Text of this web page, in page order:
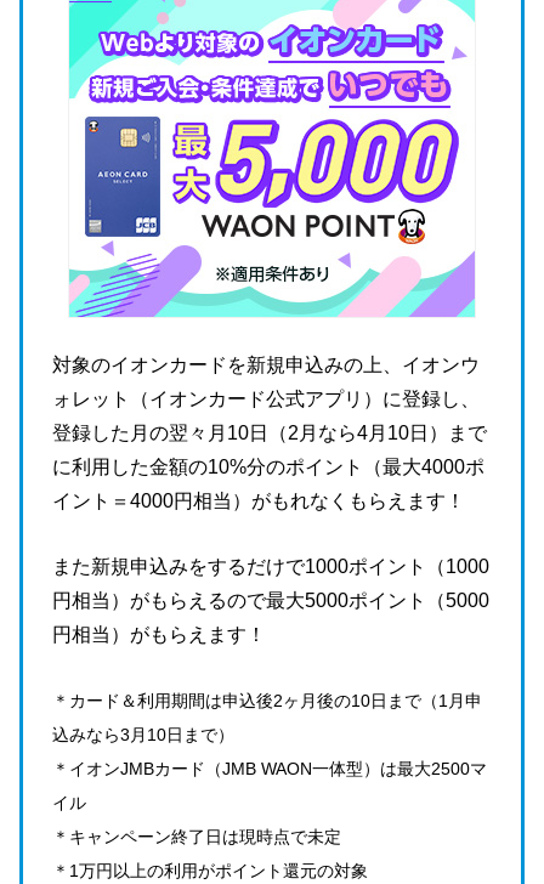
対象のイオンカードを新規申込みの上、イオンウ
ォレット（イオンカード公式アプリ）に登録し、
登録した月の翌々月10日（2月なら4月10日）まで
に利用した金額の10%分のポイント（最大4000ポ
イント＝4000円相当）がもれなくもらえます！
また新規申込みをするだけで1000ポイント（1000
円相当）がもらえるので最大5000ポイント（5000
円相当）がもらえます！
＊カード＆利用期間は申込後2ヶ月後の10日まで（1月申
込みなら3月10日まで）
＊イオンJMBカード（JMB WAON一体型）は最大2500マ
イル
＊キャンペーン終了日は現時点で未定
＊1万円以上の利用がポイント還元の対象